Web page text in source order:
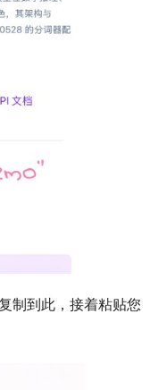
制到此，接着粘贴您